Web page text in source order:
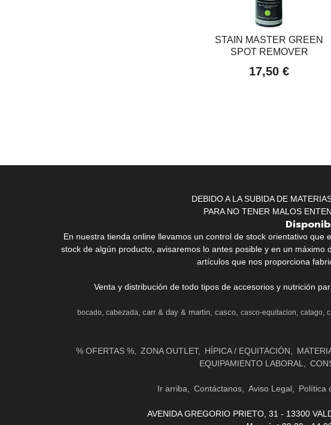
STAIN MASTER GREEN
SPOT REMOVER
17,50 €
DEBIDO A LA SUBIDA DE
PARA NO TENER MALOS
En nuestra tienda online llevamos un control de stock orientativo
stock de algún producto, avisaremos lo antes posible y en un
artículos que nos proporciona
Venta y distribución de todo tipos de accesorios y nutrición
bocado cabezada carr & day & martin casco casco-equitacion catago
% OFERTAS % ZONA OUTLET HÍPICA / EQUITACIÓN
EQUIPAMIENTO LABORAL
Ir arriba Contáctanos Aviso Legal Política
AVENIDA GREGORIO PRIETO, 31 - 13300